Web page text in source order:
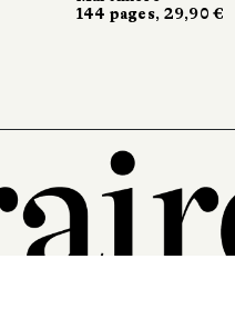
144 pages, 29,90 €
144 pages, 29,90 €